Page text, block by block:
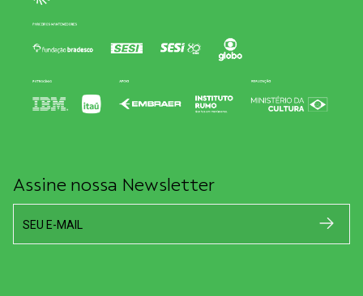
Assine nossa Newsletter
SEU E-MAIL